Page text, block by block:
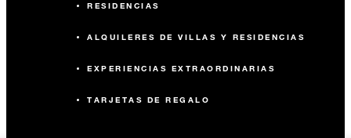
RESIDENCIAS
ALQUILERES DE VILLAS Y RESIDENCIAS
EXPERIENCIAS EXTRAORDINARIAS
TARJETAS DE REGALO